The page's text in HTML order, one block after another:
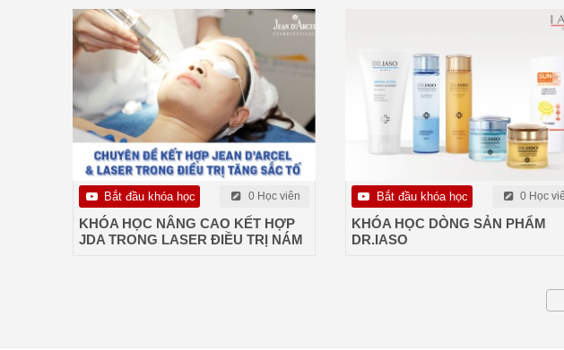
Bắt đầu khóa học 0 Học viên
KHÓA HỌC NÂNG CAO KẾT HỢP
JDA TRONG LASER ĐIỀU TRỊ NÁM
Bắt đầu khóa học 0 Học
KHÓA HỌC DÒNG SẢN PHẨM
DR.IASO